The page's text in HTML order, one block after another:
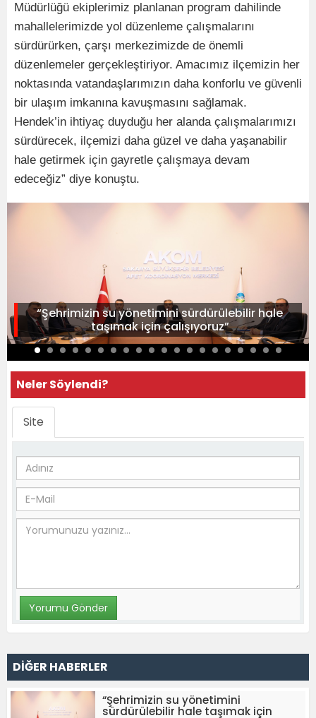
Müdürlüğü ekiplerimiz planlanan program dahilinde
mahallelerimizde yol düzenleme çalışmalarını
sürdürürken, çarşı merkezimizde de önemli
düzenlemeler gerçekleştiriyor. Amacımız ilçemizin her
noktasında vatandaşlarımızın daha konforlu ve güvenli
bir ulaşım imkanına kavuşmasını sağlamak.
Hendek’in ihtiyaç duyduğu her alanda çalışmalarımızı
sürdürecek, ilçemizi daha güzel ve daha yaşanabilir
hale getirmek için gayretle çalışmaya devam
edeceğiz” diye konuştu.
“Şehrimizin su yönetimini sürdürülebilir hale
taşımak için çalışıyoruz”
Neler Söylendi?
Site
DİĞER HABERLER
“Şehrimizin su yönetimini
sürdürülebilir hale taşımak için